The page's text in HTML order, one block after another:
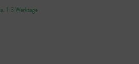
1-3 Werktage